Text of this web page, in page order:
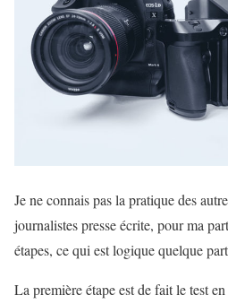
Je ne connais pas la pratique des
journalistes presse écrite, pour ma
étapes, ce qui est logique quelque
La première étape est de fait le test